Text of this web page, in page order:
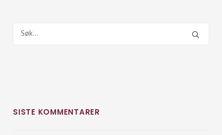
SISTE KOMMENTARER